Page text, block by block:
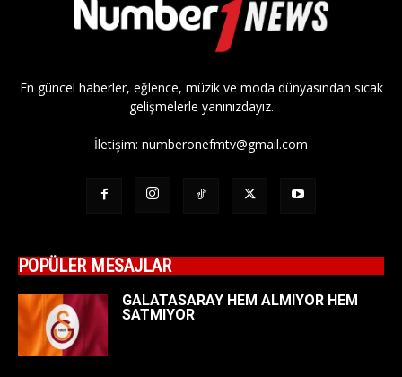
En güncel haberler, eğlence, müzik ve moda dünyasından sıcak
gelişmelerle yanınızdayız.
İletişim: numberonefmtv@gmail.com
POPÜLER MESAJLAR
GALATASARAY HEM ALMIYOR HEM
SATMIYOR